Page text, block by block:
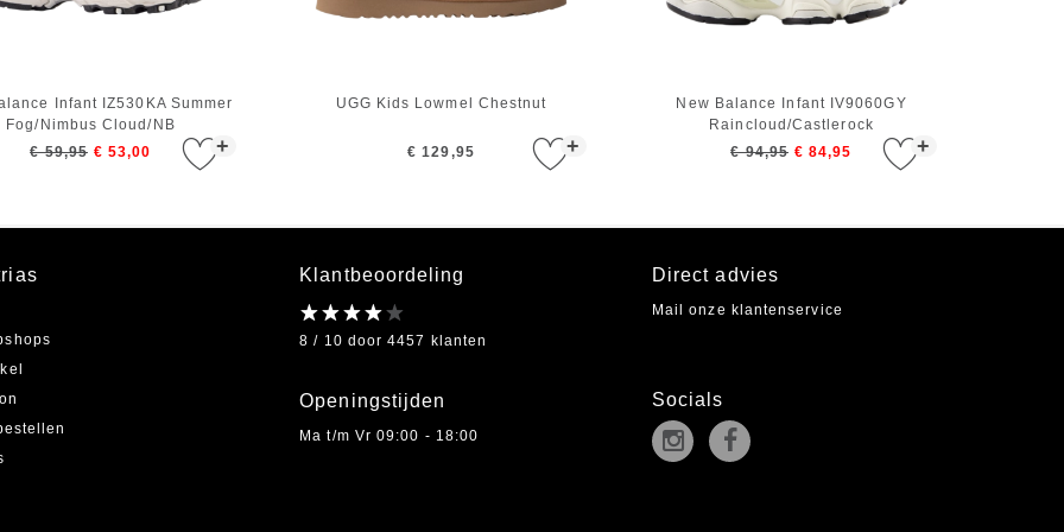
+
Infant IZ530KA Summer
Fog/Nimbus Cloud/NB
Navy/Moonbeam
€ 59,95 € 53,00 +
UGG Kids Lowmel Chestnut
€ 129,95 +
New Balance Infant IV9060GY
Raincloud/Castlerock
€ 94,95 € 84,95
Klantbeoordeling
8 / 10 door 4457 klanten
Openingstijden
Ma t/m Vr 09:00 - 18:00
Direct advies
Mail onze klantenservice
Socials